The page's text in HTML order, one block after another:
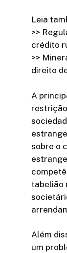
Leia
>>
crédito
>>
direito
A
sobre o
tabelião
Além
um